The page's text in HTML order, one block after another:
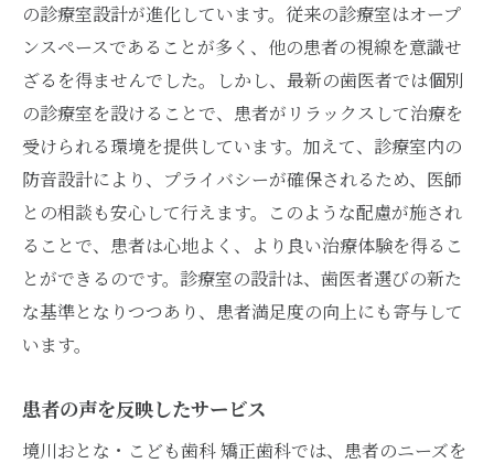
の診療室設計が進化しています。従来の診療室はオープ
ンスペースであることが多く、他の患者の視線を意識せ
ざるを得ませんでした。しかし、最新の歯医者では個別
の診療室を設けることで、患者がリラックスして治療を
受けられる環境を提供しています。加えて、診療室内の
防音設計により、プライバシーが確保されるため、医師
との相談も安心して行えます。このような配慮が施され
ることで、患者は心地よく、より良い治療体験を得るこ
とができるのです。診療室の設計は、歯医者選びの新た
な基準となりつつあり、患者満足度の向上にも寄与して
います。
患者の声を反映したサービス
境川おとな・こども歯科 矯正歯科では、患者のニーズを